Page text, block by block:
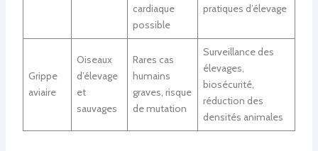
cardiaque
possible
pratiques d’élevage
Grippe
aviaire
Oiseaux
d’élevage
et
sauvages
Rares cas
humains
graves, risque
de mutation
Surveillance des
élevages,
biosécurité,
réduction des
densités animales